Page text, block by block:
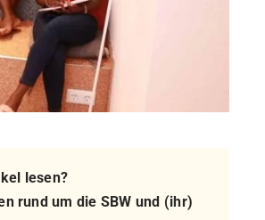
lesen?
rund um die SBW und (ihr)